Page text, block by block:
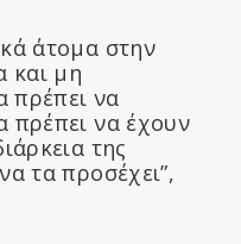
άτομα στην
και μη
πρέπει να
πρέπει να έχουν
της
τα προσέχει”,